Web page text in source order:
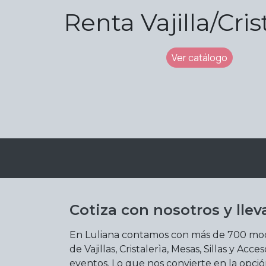
Renta Vajilla/
Ver catálogo
Cotiza con nosotros y
En Luliana contamos con más de 700
de Vajillas, Cristalerìa, Mesas, Sillas y
eventos. Lo que nos convierte en la